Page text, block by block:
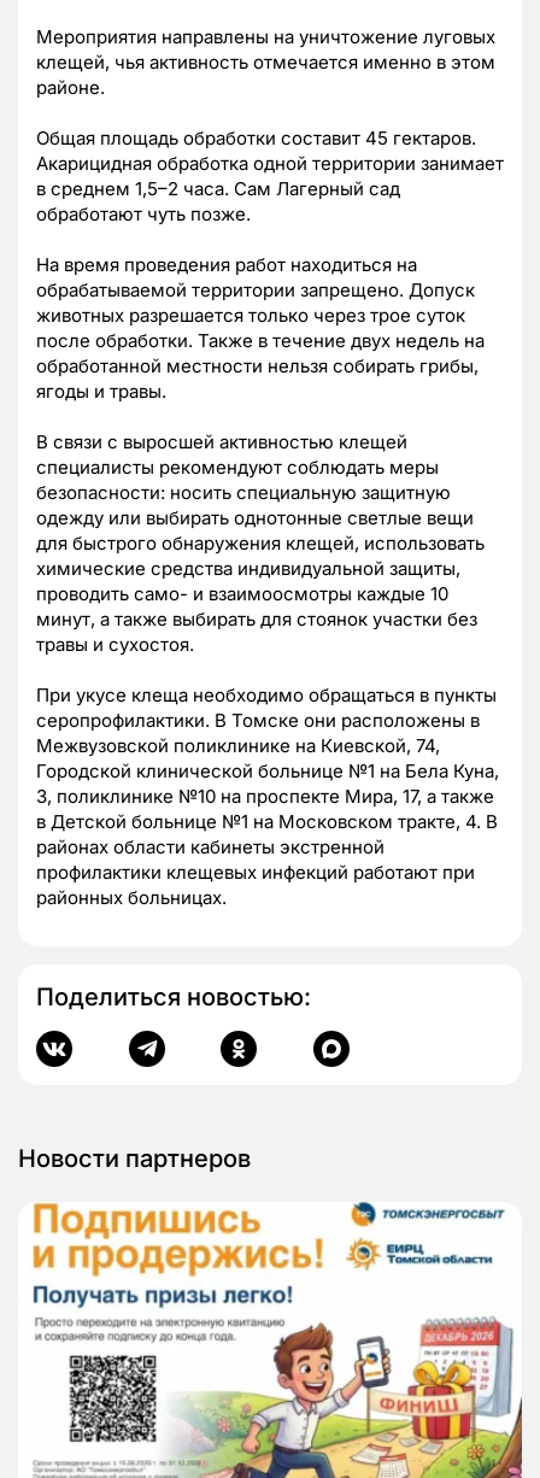
Мероприятия направлены на уничтожение луговых
клещей, чья активность отмечается именно в этом
районе.
Общая площадь обработки составит 45 гектаров.
Акарицидная обработка одной территории занимает
в среднем 1,5–2 часа. Сам Лагерный сад
обработают чуть позже.
На время проведения работ находиться на
обрабатываемой территории запрещено. Допуск
животных разрешается только через трое суток
после обработки. Также в течение двух недель на
обработанной местности нельзя собирать грибы,
ягоды и травы.
В связи с выросшей активностью клещей
специалисты рекомендуют соблюдать меры
безопасности: носить специальную защитную
одежду или выбирать однотонные светлые вещи
для быстрого обнаружения клещей, использовать
химические средства индивидуальной защиты,
проводить само- и взаимоосмотры каждые 10
минут, а также выбирать для стоянок участки без
травы и сухостоя.
При укусе клеща необходимо обращаться в пункты
серопрофилактики. В Томске они расположены в
Межвузовской поликлинике на Киевской, 74,
Городской клинической больнице №1 на Бела Куна,
3, поликлинике №10 на проспекте Мира, 17, а также
в Детской больнице №1 на Московском тракте, 4. В
районах области кабинеты экстренной
профилактики клещевых инфекций работают при
районных больницах.
Поделиться новостью:
Новости партнеров